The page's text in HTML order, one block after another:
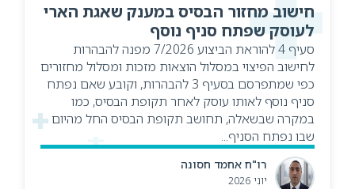
חישוב מחזור הבסיס במענק שאגת הארי
לעוסק שפתח סניף נוסף
סעיף 4 להוראת הביצוע 7/2026 מפנה להבהרות
לחישוב הפיצוי במסלול הוצאות מזכות ומסלול מחזורים
כפי שמתפרסם בסעיף 3 להבהרות, וקובע שאם נפתח
סניף נוסף לאותו עוסק לאחר תקופת הבסיס, כמו
במקרה שבשאלה, תחושב תקופת הבסיס החל מהיום
שבו נפתח הסניף...
רו"ח אחמד חסונה
יוני 2026